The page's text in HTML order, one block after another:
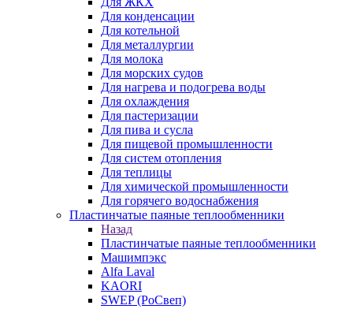
Для конденсации
Для котельной
Для металлургии
Для молока
Для морских судов
Для нагрева и подогрева воды
Для охлаждения
Для пастеризации
Для пива и сусла
Для пищевой промышленности
Для систем отопления
Для теплицы
Для химической промышленности
Для горячего водоснабжения
Пластинчатые паяные теплообменники
Назад
Пластинчатые паяные теплообменники
Машимпэкс
Alfa Laval
KAORI
SWEP (РоСвеп)